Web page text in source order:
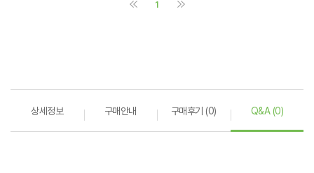
상세정보 구매안내 구매후기 (0) Q&A (0)